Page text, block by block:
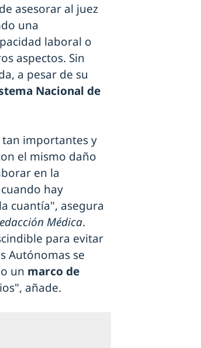
asesorar al juez
una
laboral o
aspectos. Sin
a pesar de su
Nacional de
importantes y
el mismo daño
en la
hay
cuantía", asegura
Médica.
para evitar
Autónomas se
un marco de
añade.